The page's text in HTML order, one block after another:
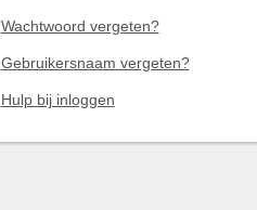
Wachtwoord vergeten?
Gebruikersnaam vergeten?
Hulp bij inloggen